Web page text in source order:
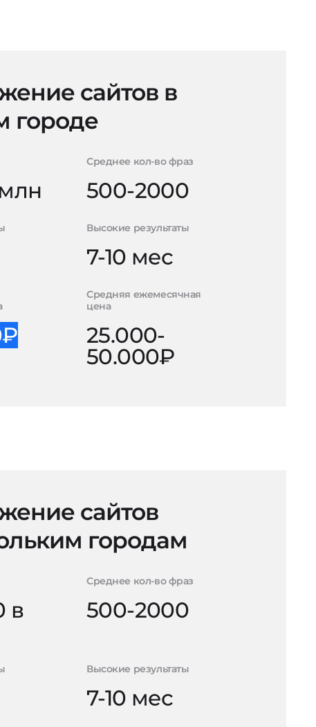
сайтов в
городе
Среднее кол-во фраз
500-2000
Высокие результаты
7-10 мес
Средняя ежемесячная
цена
25.000-
50.000₽
сайтов
городам
в
Среднее кол-во фраз
500-2000
Высокие результаты
7-10 мес